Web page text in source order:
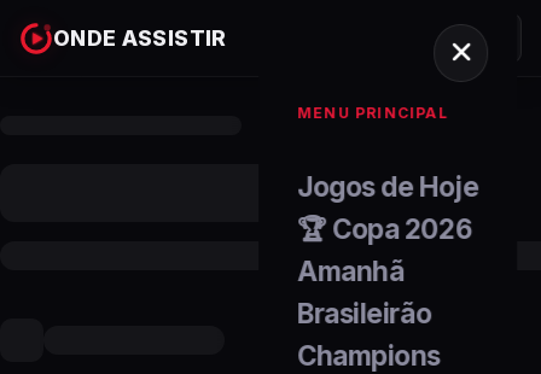
ONDE ASSISTIR
MENU PRINCIPAL
Jogos de Hoje
🏆 Copa 2026
Amanhã
Brasileirão
Champions